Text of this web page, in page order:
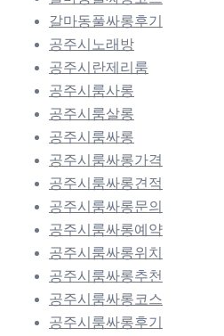
갈마동풀싸롱후기
공주시노래방
공주시란제리룸
공주시룸사롱
공주시룸살롱
공주시룸싸롱
공주시룸싸롱가격
공주시룸싸롱견적
공주시룸싸롱문의
공주시룸싸롱예약
공주시룸싸롱위치
공주시룸싸롱추천
공주시룸싸롱코스
공주시룸싸롱후기